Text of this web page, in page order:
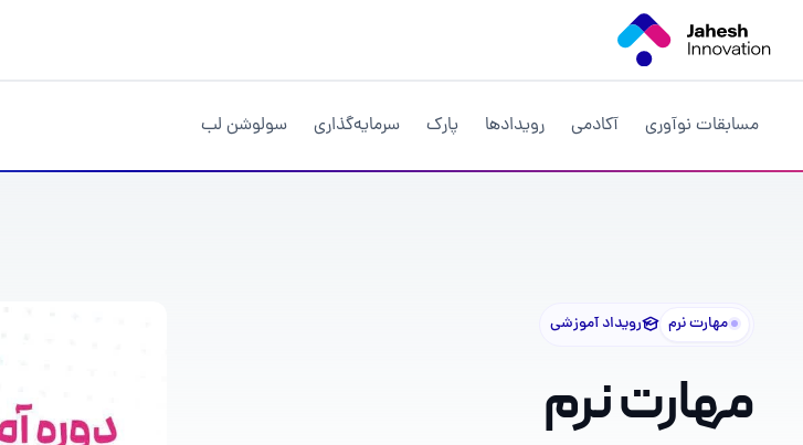
مهارت نرم رویداد آموزشی
مهارت نرم